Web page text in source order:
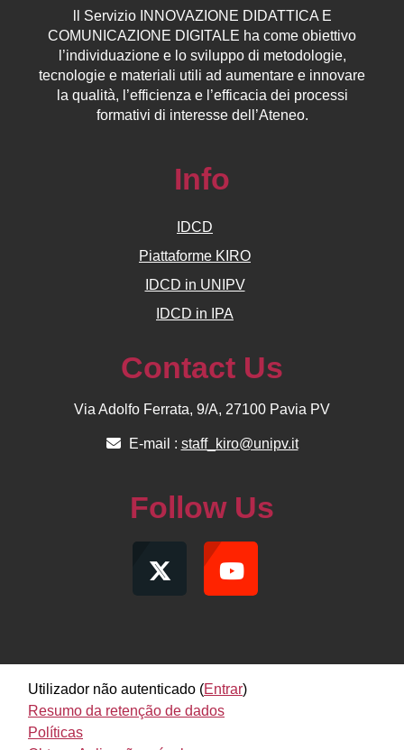
Servizio INNOVAZIONE DIDATTICA E
COMUNICAZIONE DIGITALE ha come obiettivo
l’individuazione e lo sviluppo di metodologie,
tecnologie e materiali utili ad aumentare e innovare
la qualità, l’efficienza e l’efficacia dei processi
formativi di interesse dell’Ateneo.
Info
IDCD
Piattaforme KIRO
IDCD in UNIPV
IDCD in IPA
Contact Us
Via Adolfo Ferrata, 9/A, 27100 Pavia PV
E-mail : staff_kiro@unipv.it
Follow Us
Utilizador não autenticado (Entrar)
Resumo da retenção de dados
Políticas